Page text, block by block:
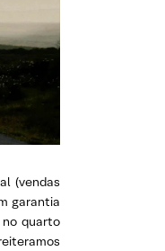
(vendas
garantia
quarto